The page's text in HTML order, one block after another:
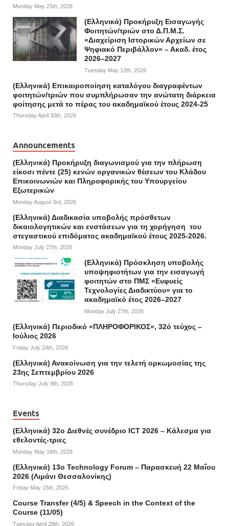
Monday May 25th, 2026
(Ελληνικά) Προκήρυξη Εισαγωγής
Φοιτητών/τριών στο Δ.Π.Μ.Σ.
«Διαχείριση Ιστορικών Αρχείων σε
Ψηφιακό Περιβάλλον» – Ακαδ. έτος
2026–2027
Tuesday May 12th, 2026
(Ελληνικά) Επικαιροποίηση καταλόγου διαγραφέντων
φοιτητών/τριών που συμπλήρωσαν την ανώτατη διάρκεια
φοίτησης μετά το πέρας του ακαδημαϊκού έτους 2024-25
Thursday April 30th, 2026
Announcements
(Ελληνικά) Προκήρυξη διαγωνισμού για την πλήρωση
είκοσι πέντε (25) κενών οργανικών θέσεων του Κλάδου
Επικοινωνιών και Πληροφορικής του Υπουργείου
Εξωτερικών
Monday August 3rd, 2026
(Ελληνικά) Διαδικασία υποβολής πρόσθετων
δικαιολογητικών και ενστάσεων για τη χορήγηση του
στεγαστικού επιδόματος ακαδημαϊκού έτους 2025-2026.
Monday July 27th, 2026
(Ελληνικά) Πρόσκληση υποβολής
υποψηφιοτήτων για την εισαγωγή
φοιτητών στο ΠΜΣ «Ευφυείς
Τεχνολογίες Διαδικτύου» για το
ακαδημαϊκό έτος 2026–2027
Monday July 27th, 2026
(Ελληνικά) Περιοδικό «ΠΛΗΡΟΦΟΡΙΚΟΣ», 32ό τεύχος –
Ιούλιος 2026
Friday July 24th, 2026
(Ελληνικά) Ανακοίνωση για την τελετή ορκωμοσίας της
23ης Σεπτεμβρίου 2026
Thursday July 9th, 2026
Events
(Ελληνικά) 32o Διεθνές συνέδριο ICT 2026 – Κάλεσμα για
εθελοντές-τριες
Monday May 18th, 2026
(Ελληνικά) 13ο Technology Forum – Παρασκευή 22 Μαΐου
2026 (Λιμάνι Θεσσαλονίκης)
Friday May 15th, 2026
Course Transfer (4/5) & Speech in the Context of the
Course (11/05)
Tuesday April 28th, 2026